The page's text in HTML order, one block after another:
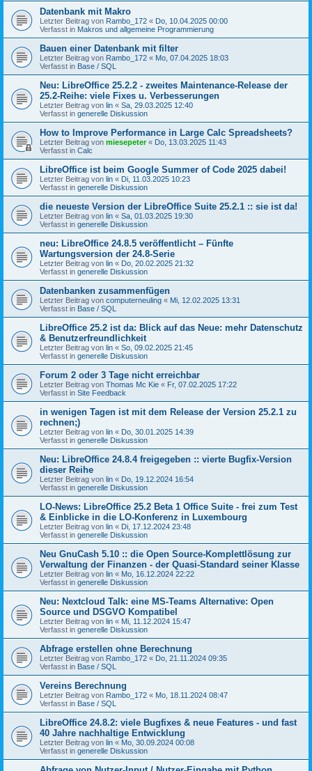
Datenbank mit Makro
Letzter Beitrag von Rambo_172 « Do, 10.04.2025 00:00
Verfasst in Makros und allgemeine Programmierung
Bauen einer Datenbank mit filter
Letzter Beitrag von Rambo_172 « Mo, 07.04.2025 18:03
Verfasst in Base / SQL
Neu: LibreOffice 25.2.2 - zweites Maintenance-Release der
25.2-Reihe: viele Fixes u. Verbesserungen
Letzter Beitrag von lin « Sa, 29.03.2025 12:40
Verfasst in generelle Diskussion
How to Improve Performance in Large Calc Spreadsheets?
Letzter Beitrag von miesepeter« Do, 13.03.2025 11:43
Verfasst in Calc
LibreOffice ist beim Google Summer of Code 2025 dabei!
Letzter Beitrag von lin « Di, 11.03.2025 10:23
Verfasst in generelle Diskussion
die neueste Version der LibreOffice Suite 25.2.1 :: sie ist da!
Letzter Beitrag von lin « Sa, 01.03.2025 19:30
Verfasst in generelle Diskussion
neu: LibreOffice 24.8.5 veröffentlicht – Fünfte
Wartungsversion der 24.8-Serie
Letzter Beitrag von lin « Do, 20.02.2025 21:32
Verfasst in generelle Diskussion
Datenbanken zusammenfügen
Letzter Beitrag von computerneuling « Mi, 12.02.2025 13:31
Verfasst in Base / SQL
LibreOffice 25.2 ist da: Blick auf das Neue: mehr Datenschutz
& Benutzerfreundlichkeit
Letzter Beitrag von lin « So, 09.02.2025 21:45
Verfasst in generelle Diskussion
Forum 2 oder 3 Tage nicht erreichbar
Letzter Beitrag von Thomas Mc Kie « Fr, 07.02.2025 17:22
Verfasst in Site Feedback
in wenigen Tagen ist mit dem Release der Version 25.2.1 zu
rechnen;)
Letzter Beitrag von lin « Do, 30.01.2025 14:39
Verfasst in generelle Diskussion
Neu: LibreOffice 24.8.4 freigegeben :: vierte Bugfix-Version
dieser Reihe
Letzter Beitrag von lin « Do, 19.12.2024 16:54
Verfasst in generelle Diskussion
LO-News: LibreOffice 25.2 Beta 1 Office Suite - frei zum Test
& Einblicke in die LO-Konferenz in Luxembourg
Letzter Beitrag von lin « Di, 17.12.2024 23:48
Verfasst in generelle Diskussion
Neu GnuCash 5.10 :: die Open Source-Komplettlösung zur
Verwaltung der Finanzen - der Quasi-Standard seiner Klasse
Letzter Beitrag von lin « Mo, 16.12.2024 22:22
Verfasst in generelle Diskussion
Neu: Nextcloud Talk: eine MS-Teams Alternative: Open
Source und DSGVO Kompatibel
Letzter Beitrag von lin « Mi, 11.12.2024 15:47
Verfasst in generelle Diskussion
Abfrage erstellen ohne Berechnung
Letzter Beitrag von Rambo_172 « Do, 21.11.2024 09:35
Verfasst in Base / SQL
Vereins Berechnung
Letzter Beitrag von Rambo_172 « Mo, 18.11.2024 08:47
Verfasst in Base / SQL
LibreOffice 24.8.2: viele Bugfixes & neue Features - und fast
40 Jahre nachhaltige Entwicklung
Letzter Beitrag von lin « Mo, 30.09.2024 00:08
Verfasst in generelle Diskussion